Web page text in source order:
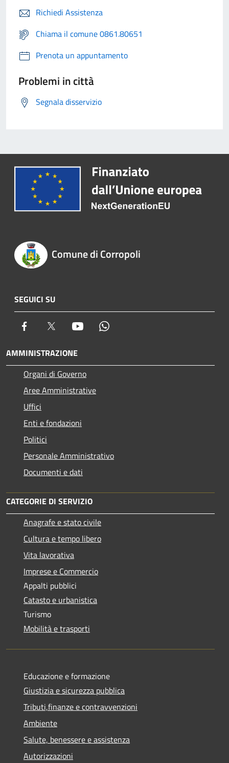
Richiedi Assistenza
Chiama il comune 0861.80651
Prenota un appuntamento
Problemi in città
Segnala disservizio
Comune di Corropoli
SEGUICI SU
Facebook Twitter Youtube
AMMINISTRAZIONE
Organi di Governo
Aree Amministrative
Uffici
Enti e fondazioni
Politici
Personale Amministrativo
Documenti e dati
CATEGORIE DI SERVIZIO
Anagrafe e stato civile
Cultura e tempo libero
Vita lavorativa
Imprese e Commercio
Appalti pubblici
Catasto e urbanistica
Turismo
Mobilità e trasporti
Educazione e formazione
Giustizia e sicurezza pubblica
Tributi,finanze e contravvenzioni
Ambiente
Salute, benessere e assistenza
Autorizzazioni